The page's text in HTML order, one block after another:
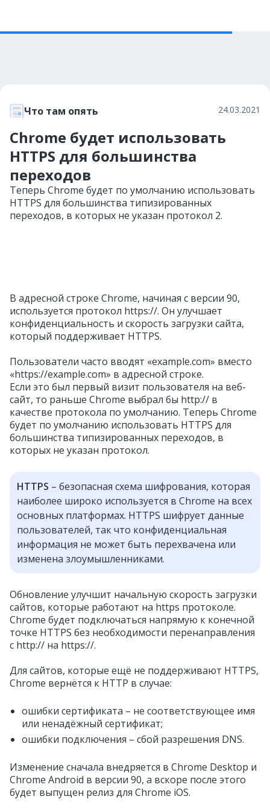
Что там опять 24.03.2021
Chrome будет использовать
HTTPS для большинства
переходов
Теперь Chrome будет по умолчанию использовать
HTTPS для большинства типизированных
переходов, в которых не указан протокол 2.
В адресной строке Chrome, начиная с версии 90,
используется протокол https://. Он улучшает
конфиденциальность и скорость загрузки сайта,
который поддерживает HTTPS.
Пользователи часто вводят «example.com» вместо
«https://example.com» в адресной строке.
Если это был первый визит пользователя на веб-
сайт, то раньше Chrome выбрал бы http:// в
качестве протокола по умолчанию. Теперь Chrome
будет по умолчанию использовать HTTPS для
большинства типизированных переходов, в
которых не указан протокол.
HTTPS – безопасная схема шифрования, которая
наиболее широко используется в Chrome на всех
основных платформах. HTTPS шифрует данные
пользователей, так что конфиденциальная
информация не может быть перехвачена или
изменена злоумышленниками.
Обновление улучшит начальную скорость загрузки
сайтов, которые работают на https протоколе.
Chrome будет подключаться напрямую к конечной
точке HTTPS без необходимости перенаправления
с http:// на https://.
Для сайтов, которые ещё не поддерживают HTTPS,
Chrome вернётся к HTTP в случае:
ошибки сертификата – не соответствующее имя
или ненадёжный сертификат;
ошибки подключения – сбой разрешения DNS.
Изменение сначала внедряется в Chrome Desktop и
Chrome Android в версии 90, а вскоре после этого
будет выпущен релиз для Chrome iOS.